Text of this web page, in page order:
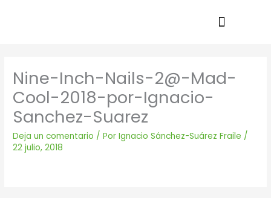
Nine-Inch-Nails-2@-Mad-
Cool-2018-por-Ignacio-
Sanchez-Suarez
Deja un comentario / PorIgnacio Sánchez-Suárez Fraile /
22 julio, 2018